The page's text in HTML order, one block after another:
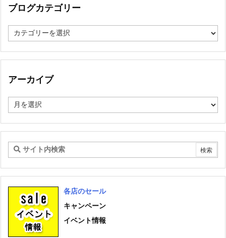
ブログカテゴリー
ロ
カ
ゴ
ー
アーカイブ
ー
イ
各店のセール
キャンペーン
イベント情報